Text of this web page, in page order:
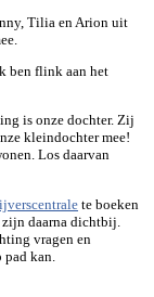
Tilia en Arion uit
ben flink aan het
is onze dochter. Zij
kleindochter mee!
Los daarvan
te boeken
daarna dichtbij.
vragen en
kan.